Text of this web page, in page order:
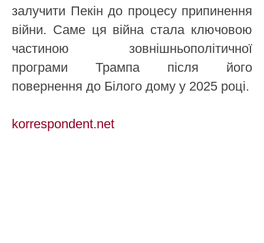
залучити Пекін до процесу припинення
війни. Саме ця війна стала ключовою
частиною зовнішньополітичної
програми Трампа після його
повернення до Білого дому у 2025 році.
korrespondent.net